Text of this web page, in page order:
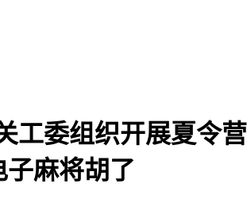
工委组织开展夏令营
麻将胡了